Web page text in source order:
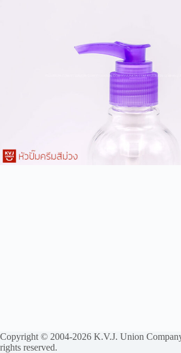
Copyright © 2004-2026 K.V.J. Union
rights reserved.